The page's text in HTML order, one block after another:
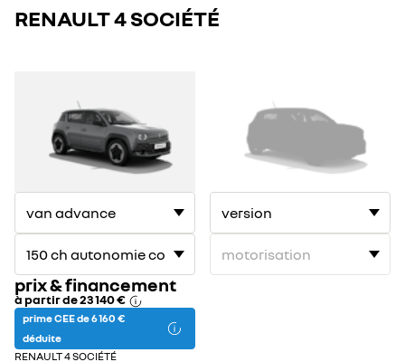
RENAULT 4 SOCIÉTÉ
prix & financement
à partir de23 140 €
prime CEE de 6 160 €
déduite
RENAULT 4 SOCIÉTÉ